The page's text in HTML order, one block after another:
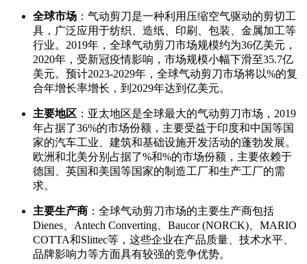
全球市场 ：气动剪刀是一种利用压缩空气驱动的剪切工
具，广泛应用于纺织、造纸、印刷、包装、金属加工等
行业。2019年，全球气动剪刀市场规模约为36亿美元，
2020年，受新冠疫情影响，市场规模小幅下滑至35.7亿
美元。预计2023-2029年，全球气动剪刀市场将以%的复
合年增长率增长，到2029年达到亿美元。
主要地区 ：亚太地区是全球最大的气动剪刀市场，2019
年占据了36%的市场份额，主要受益于印度和中国等国
家的汽车工业、建筑和基础设施开发活动的蓬勃发展。
欧洲和北美分别占据了%和%的市场份额，主要依赖于
德国、英国和美国等国家的制造工厂和生产工厂的需
求。
主要生产商 ：全球气动剪刀市场的主要生产商包括
Dienes、Antech Converting、Baucor (NORCK)、MARIO
COTTA和Slittec等，这些企业在产品质量、技术水平、
品牌影响力等方面具有较强的竞争优势。